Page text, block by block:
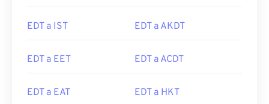
EDT a IST EDT a AKDT
EDT a EET EDT a ACDT
EDT a EAT EDT a HKT